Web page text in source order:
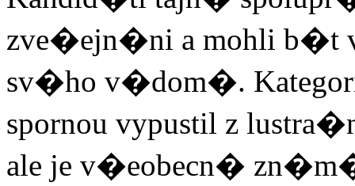
zve�ejn�ni a mohli b�t
sv�ho v�dom�.
spornou vypustil z
ale je v�eobecn�